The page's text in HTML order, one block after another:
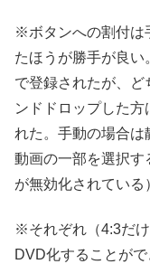
※ボタンへの割付は
たほうが勝手が良
で登録されたが、
ンドドロップした
れた。手動の場合は
動画の一部を選択す
が無効化されている
※それぞれ（4:3だ
DVD化することが